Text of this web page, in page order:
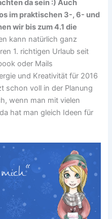
da sein :) Auch
im praktischen 3-, 6- und
wir bis zum 4.1 die
kann natürlich ganz
1. richtigen Urlaub seit
oder Mails
und Kreativität für 2016
schon voll in der Planung
wenn man mit vielen
hat man gleich Ideen für